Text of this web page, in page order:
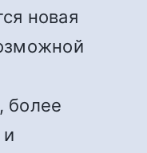
новая
более